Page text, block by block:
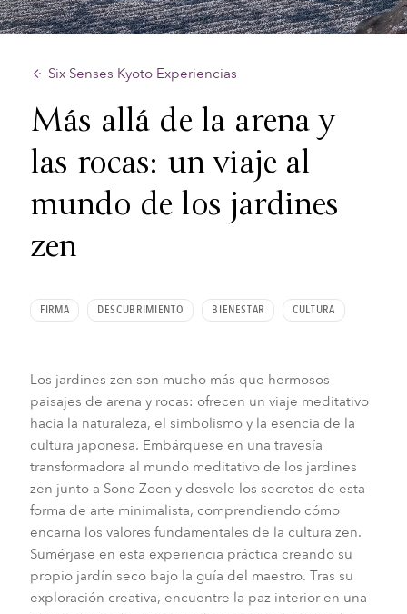
Six Senses Kyoto Experiencias
Más allá de la arena y
las rocas: un viaje al
mundo de los jardines
zen
FIRMA DESCUBRIMIENTO BIENESTAR CULTURA
Los jardines zen son mucho más que hermosos
paisajes de arena y rocas: ofrecen un viaje meditativo
hacia la naturaleza, el simbolismo y la esencia de la
cultura japonesa. Embárquese en una travesía
transformadora al mundo meditativo de los jardines
zen junto a Sone Zoen y desvele los secretos de esta
forma de arte minimalista, comprendiendo cómo
encarna los valores fundamentales de la cultura zen.
Sumérjase en esta experiencia práctica creando su
propio jardín seco bajo la guía del maestro. Tras su
exploración creativa, encuentre la paz interior en una